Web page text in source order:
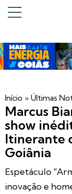
Início » Últimas
Marcus
show
Itinerante
Goiânia
Espetáculo
inovação e